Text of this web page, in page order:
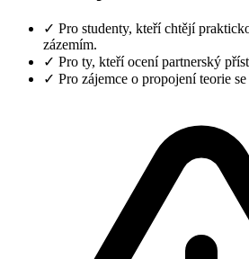
✓ Pro studenty, kteří chtějí
zázemím.
✓ Pro ty, kteří ocení partnerský
✓ Pro zájemce o propojení teorie